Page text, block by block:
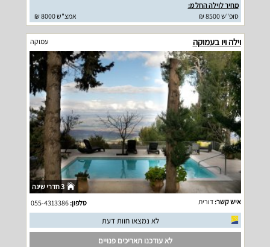
מחיר לוילה החל מ:
סופ"ש 8500 ₪
אמצ"ש 8000 ₪
וילה ויו בעמוקה עמוקה
3 חדרי שינה
איש קשר:דורית טלפון:055-4313386
לא נמצאו חוות דעת
לא עודכנו תאריכים פנויים